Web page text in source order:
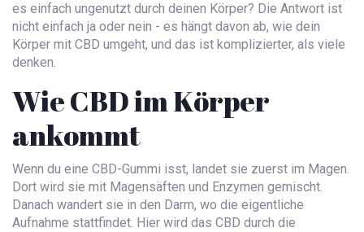
es einfach ungenutzt durch deinen Körper? Die Antwort ist
nicht einfach ja oder nein - es hängt davon ab, wie dein
Körper mit CBD umgeht, und das ist komplizierter, als viele
denken.
Wie CBD im Körper
ankommt
Wenn du eine CBD-Gummi isst, landet sie zuerst im Magen.
Dort wird sie mit Magensäften und Enzymen gemischt.
Danach wandert sie in den Darm, wo die eigentliche
Aufnahme stattfindet. Hier wird das CBD durch die